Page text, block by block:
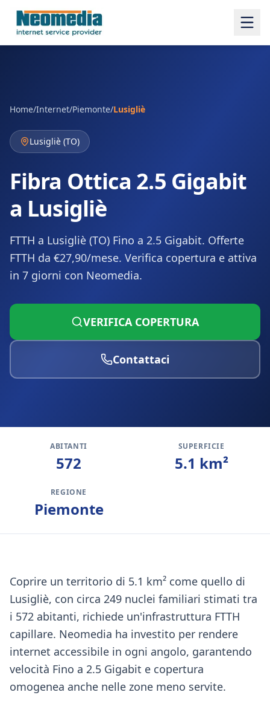
Home/Internet/Piemonte/Lusigliè
Lusigliè (TO)
Fibra Ottica 2.5 Gigabit
a Lusigliè
FTTH a Lusigliè (TO) Fino a 2.5 Gigabit. Offerte
FTTH da €27,90/mese. Verifica copertura e attiva
in 7 giorni con Neomedia.
VERIFICA COPERTURA
Contattaci
ABITANTI
572
SUPERFICIE
5.1 km²
REGIONE
Piemonte
Coprire un territorio di 5.1 km² come quello di
Lusigliè, con circa 249 nuclei familiari stimati tra
i 572 abitanti, richiede un'infrastruttura FTTH
capillare. Neomedia ha investito per rendere
internet accessibile in ogni angolo, garantendo
velocità Fino a 2.5 Gigabit e copertura
omogenea anche nelle zone meno servite.